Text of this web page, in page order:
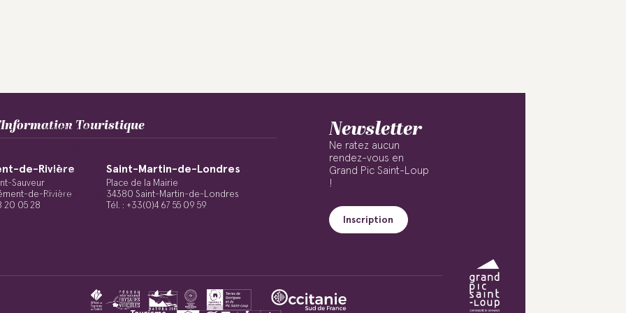
COMPLÉMENT
Le Caviar
Les coquillages
Touristique
de-Rivière
Sauveur
de-Rivière
20 05 28
Saint-Martin-de-Londres
Place de la Mairie
34380 Saint-Martin-de-Londres
Tél. : +33(0)4 67 55 09 59
Newsletter
Ne ratez aucun
rendez-vous en
Grand Pic Saint-Loup
!
Inscription